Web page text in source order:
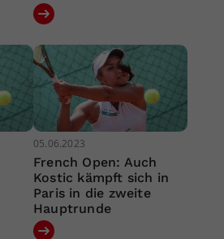
05.06.2023
French Open: Auch
Kostic kämpft sich in
Paris in die zweite
Hauptrunde